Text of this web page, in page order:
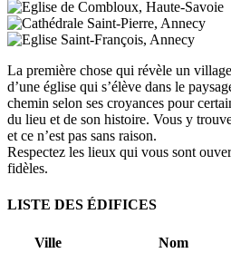
La première chose qui révèle un
d’une église qui s’élève dans le
chemin selon ses croyances pour
du lieu et de son histoire. Vous y
et ce n’est pas sans raison.
Respectez les lieux qui vous sont
fidèles.
LISTE DES ÉDIFICES
Ville Nom